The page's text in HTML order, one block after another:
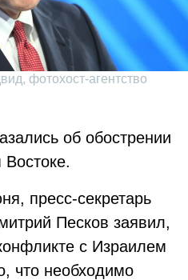
фотохост-агентство
об обострении
пресс-секретарь
Песков заявил,
с Израилем
что необходимо